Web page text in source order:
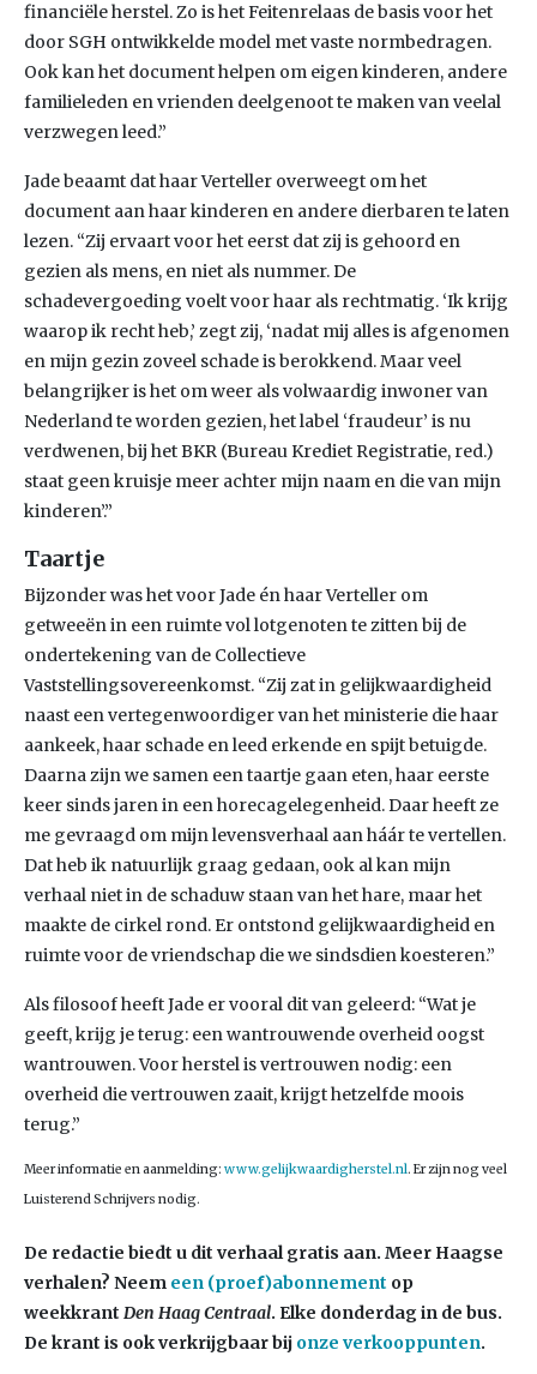
financiële herstel. Zo is het Feitenrelaas de basis voor het
door SGH ontwikkelde model met vaste normbedragen.
Ook kan het document helpen om eigen kinderen, andere
familieleden en vrienden deelgenoot te maken van veelal
verzwegen leed.”
Jade beaamt dat haar Verteller overweegt om het
document aan haar kinderen en andere dierbaren te laten
lezen. “Zij ervaart voor het eerst dat zij is gehoord en
gezien als mens, en niet als nummer. De
schadevergoeding voelt voor haar als rechtmatig. ‘Ik krijg
waarop ik recht heb,’ zegt zij, ‘nadat mij alles is afgenomen
en mijn gezin zoveel schade is berokkend. Maar veel
belangrijker is het om weer als volwaardig inwoner van
Nederland te worden gezien, het label ‘fraudeur’ is nu
verdwenen, bij het BKR (Bureau Krediet Registratie, red.)
staat geen kruisje meer achter mijn naam en die van mijn
kinderen’.”
Taartje
Bijzonder was het voor Jade én haar Verteller om
getweeën in een ruimte vol lotgenoten te zitten bij de
ondertekening van de Collectieve
Vaststellingsovereenkomst. “Zij zat in gelijkwaardigheid
naast een vertegenwoordiger van het ministerie die haar
aankeek, haar schade en leed erkende en spijt betuigde.
Daarna zijn we samen een taartje gaan eten, haar eerste
keer sinds jaren in een horecagelegenheid. Daar heeft ze
me gevraagd om mijn levensverhaal aan háár te vertellen.
Dat heb ik natuurlijk graag gedaan, ook al kan mijn
verhaal niet in de schaduw staan van het hare, maar het
maakte de cirkel rond. Er ontstond gelijkwaardigheid en
ruimte voor de vriendschap die we sindsdien koesteren.”
Als filosoof heeft Jade er vooral dit van geleerd: “Wat je
geeft, krijg je terug: een wantrouwende overheid oogst
wantrouwen. Voor herstel is vertrouwen nodig: een
overheid die vertrouwen zaait, krijgt hetzelfde moois
terug.”
Meer informatie en aanmelding: www.gelijkwaardigherstel.nl. Er zijn nog veel
Luisterend Schrijvers nodig.
De redactie biedt u dit verhaal gratis aan. Meer Haagse
verhalen? Neem een (proef)abonnement op
weekkrant Den Haag Centraal. Elke donderdag in de bus.
De krant is ook verkrijgbaar bij onze verkooppunten.